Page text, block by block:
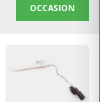
OCCASION